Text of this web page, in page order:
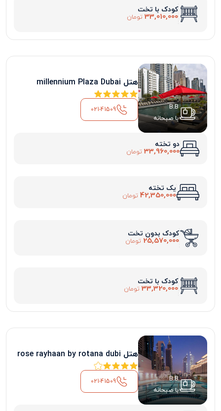
کودک با تخت
33,010,000 تومان
B.B
با صبحانه
هتل millennium Plaza Dubai
021-41509
دو تخته
33,960,000 تومان
یک تخته
42,350,000 تومان
کودک بدون تخت
25,570,000 تومان
کودک با تخت
33,320,000 تومان
B.B
با صبحانه
هتل rose rayhaan by rotana dubi
021-41509